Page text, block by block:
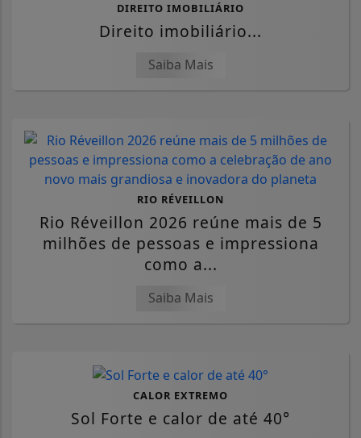
DIREITO IMOBILIÁRIO
Direito imobiliário...
Saiba Mais
RIO RÉVEILLON
Rio Réveillon 2026 reúne mais de 5
milhões de pessoas e impressiona
como a...
Saiba Mais
CALOR EXTREMO
Sol Forte e calor de até 40°